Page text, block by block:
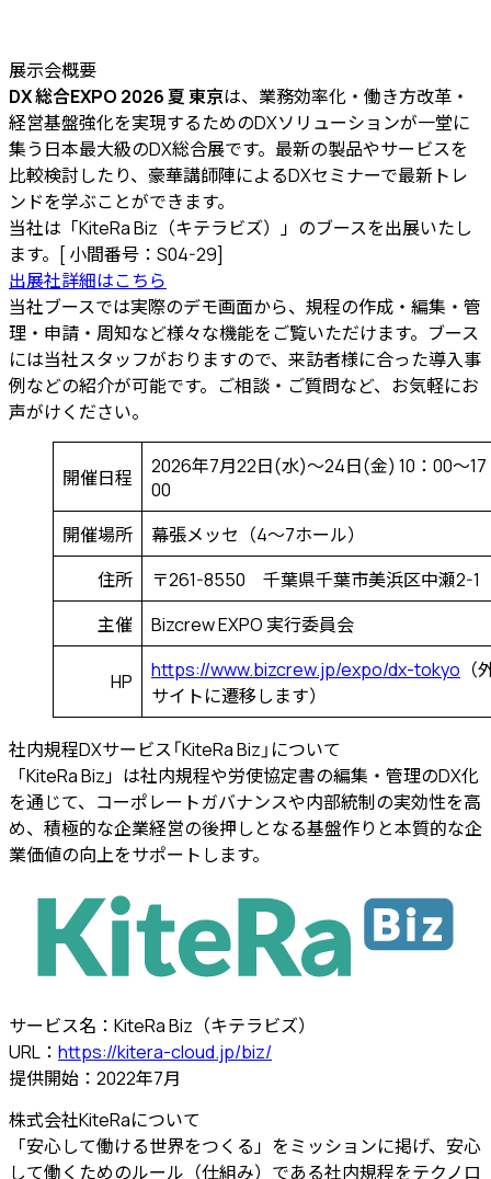
展示会概要
DX 総合EXPO 2026 夏 東京は、業務効率化・働き方改革・
経営基盤強化を実現するためのDXソリューションが一堂に
集う日本最大級のDX総合展です。最新の製品やサービスを
比較検討したり、豪華講師陣によるDXセミナーで最新トレ
ンドを学ぶことができます。
当社は「KiteRa Biz（キテラビズ）」のブースを出展いたし
ます。[ 小間番号：S04-29]
出展社詳細はこちら
当社ブースでは実際のデモ画面から、規程の作成・編集・管
理・申請・周知など様々な機能をご覧いただけます。ブース
には当社スタッフがおりますので、来訪者様に合った導入事
例などの紹介が可能です。ご相談・ご質問など、お気軽にお
声がけください。
開催日程
2026年7月22日(水)～24日(金) 10：00～17
00
開催場所
幕張メッセ（4〜7ホール）
住所
〒261-8550 千葉県千葉市美浜区中瀬2-1
主催
Bizcrew EXPO 実行委員会
HP https://www.bizcrew.jp/expo/dx-tokyo （
サイトに遷移します）
社内規程DXサービス「KiteRa Biz」について
「KiteRa Biz」は社内規程や労使協定書の編集・管理のDX化
を通じて、コーポレートガバナンスや内部統制の実効性を高
め、積極的な企業経営の後押しとなる基盤作りと本質的な企
業価値の向上をサポートします。
サービス名：KiteRa Biz（キテラビズ）
URL： https://kitera-cloud.jp/biz/
提供開始：2022年7月
株式会社KiteRaについて
「安心して働ける世界をつくる」をミッションに掲げ、安心
して働くためのルール（仕組み）である社内規程をテクノロ